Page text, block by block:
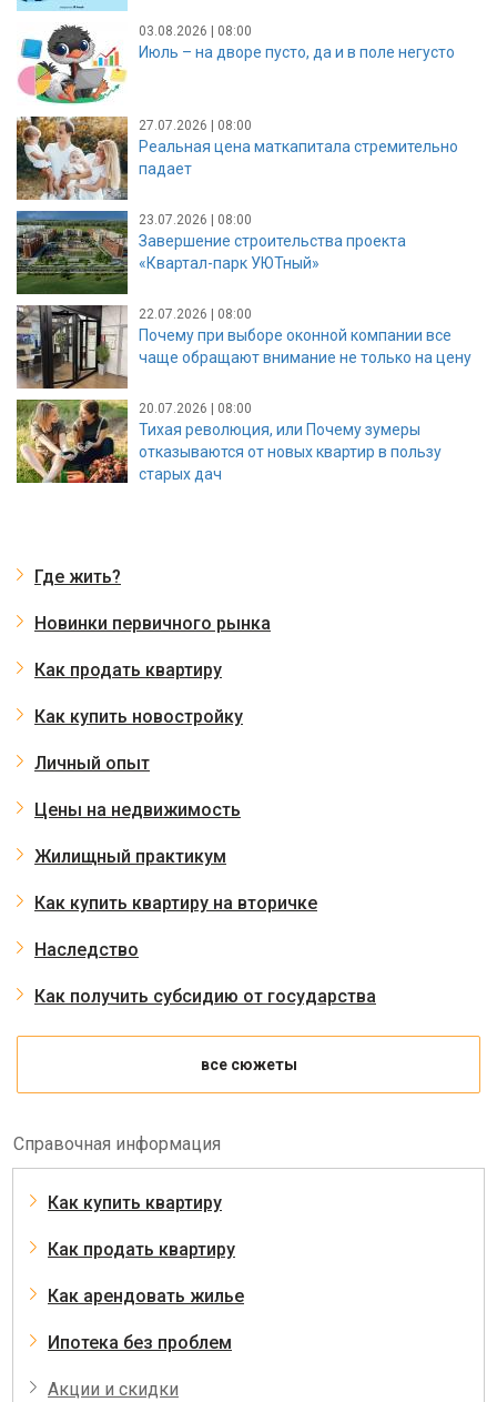
03.08.2026 | 08:00
Июль – на дворе пусто, да и в поле негусто
27.07.2026 | 08:00
Реальная цена маткапитала стремительно
падает
23.07.2026 | 08:00
Завершение строительства проекта
«Квартал-парк УЮТный»
22.07.2026 | 08:00
Почему при выборе оконной компании все
чаще обращают внимание не только на цену
20.07.2026 | 08:00
Тихая революция, или Почему зумеры
отказываются от новых квартир в пользу
старых дач
Где жить?
Новинки первичного рынка
Как продать квартиру
Как купить новостройку
Личный опыт
Цены на недвижимость
Жилищный практикум
Как купить квартиру на вторичке
Наследство
Как получить субсидию от государства
все сюжеты
Справочная информация
Как купить квартиру
Как продать квартиру
Как арендовать жилье
Ипотека без проблем
Акции и скидки